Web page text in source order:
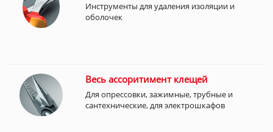
Инструменты для удаления изоляции и
оболочек
Весь ассоритимент клещей
Для опрессовки, зажимные, трубные и
сантехнические, для электрошкафов